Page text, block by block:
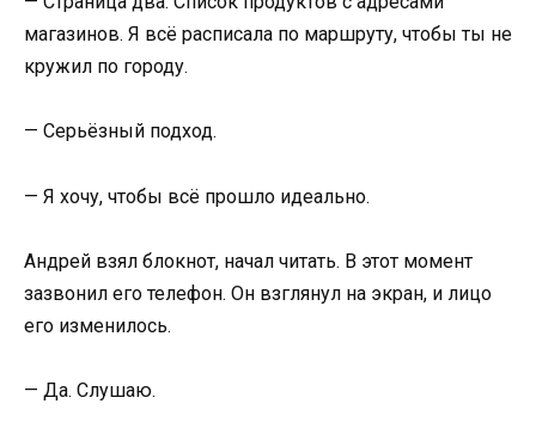
магазинов. Я всё расписала по маршруту, чтобы ты не
кружил по городу.
— Серьёзный подход.
— Я хочу, чтобы всё прошло идеально.
Андрей взял блокнот, начал читать. В этот момент
зазвонил его телефон. Он взглянул на экран, и лицо
его изменилось.
— Да. Слушаю.